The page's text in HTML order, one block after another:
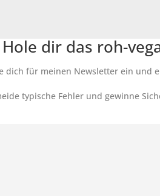
Hole dir das roh-
dich für meinen Newsletter ein und
typische Fehler und gewinne